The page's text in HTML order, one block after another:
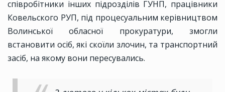
співробітники інших підрозділів ГУНП, працівники
Ковельского РУП, під процесуальним керівництвом
Волинської обласної прокуратури, змогли
встановити осіб, які скоїли злочин, та транспортний
засіб, на якому вони пересувались.